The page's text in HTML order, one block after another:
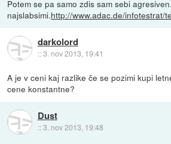
Potem se pa samo zdis sam sebi
najslabsimi.http://www.adac.de/infotestrat/
darkolord
::3. nov 2013, 19:41
A je v ceni kaj razlike če se pozimi kupi
cene konstantne?
Dust
::3. nov 2013, 19:48